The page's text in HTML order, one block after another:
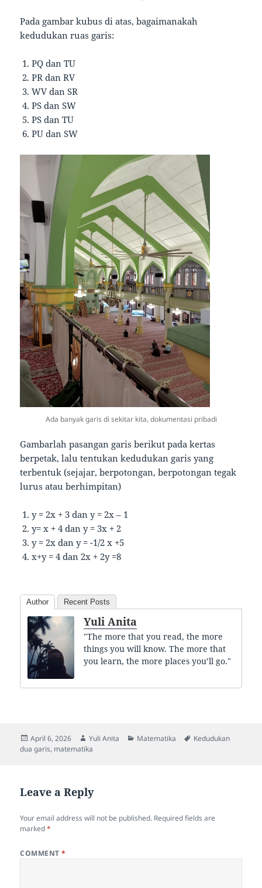
Pada gambar kubus di atas, bagaimanakah
kedudukan ruas garis:
PQ dan TU
PR dan RV
WV dan SR
PS dan SW
PS dan TU
PU dan SW
Ada banyak garis di sekitar kita, dokumentasi pribadi
Gambarlah pasangan garis berikut pada kertas
berpetak, lalu tentukan kedudukan garis yang
terbentuk (sejajar, berpotongan, berpotongan tegak
lurus atau berhimpitan)
y = 2x + 3 dan y = 2x – 1
y= x + 4 dan y = 3x + 2
y = 2x dan y = -1/2 x +5
x+y = 4 dan 2x + 2y =8
Author Recent Posts
Yuli Anita
"The more that you read, the more
things you will know. The more that
you learn, the more places you’ll go."
Posted
on
April 6, 2026 Author
Yuli Anita Categories
Matematika Tags
Kedudukan
dua garis, matematika
Leave a Reply
Your email address will not be published. Required fields are
marked*
COMMENT*